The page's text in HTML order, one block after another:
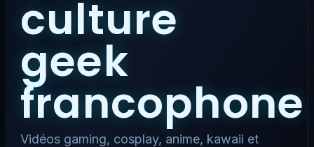
culture
geek
francophone
Vidéos gaming, cosplay, anime, kawaii et